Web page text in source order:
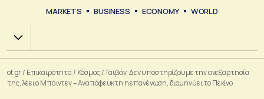
MARKETS BUSINESS ECONOMY WORLD
Χ.Α.
ot.gr/ Επικαιρότητα / Κόσμος/Ταϊβάν: Δεν υποστηρίζουμε την ανεξαρτησία
της, λέει ο Μπάιντεν – Αναπόφευκτη η επανένωση, διαμηνύει το Πεκίνο